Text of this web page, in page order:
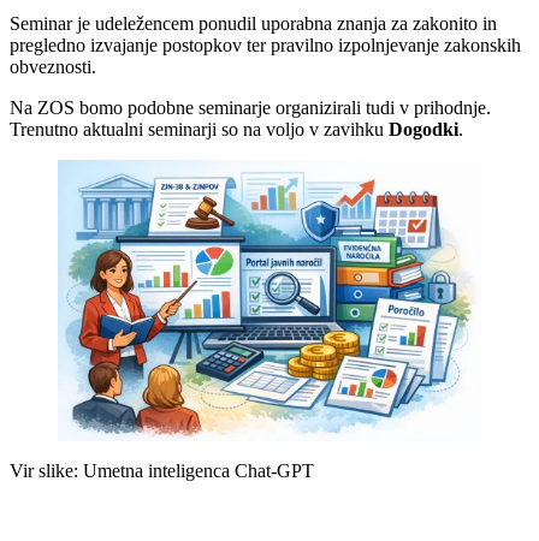
Seminar je udeležencem ponudil uporabna znanja za zakonito in
pregledno izvajanje postopkov ter pravilno izpolnjevanje zakonskih
obveznosti.
Na ZOS bomo podobne seminarje organizirali tudi v prihodnje.
Trenutno aktualni seminarji so na voljo v zavihku Dogodki.
Vir slike: Umetna inteligenca Chat-GPT